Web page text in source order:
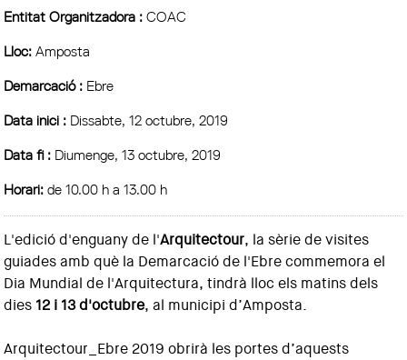
Entitat Organitzadora :COAC
Lloc:Amposta
Demarcació : Ebre
Data inici : Dissabte, 12 octubre, 2019
Data fi : Diumenge, 13 octubre, 2019
Horari:de 10.00 h a 13.00 h
L'edició d'enguany de l'Arquitectour, la sèrie de visites
guiades amb què la Demarcació de l'Ebre commemora el
Dia Mundial de l'Arquitectura, tindrà lloc els matins dels
dies 12 i 13 d'octubre, al municipi d’Amposta.
Arquitectour_Ebre 2019 obrirà les portes d’aquests